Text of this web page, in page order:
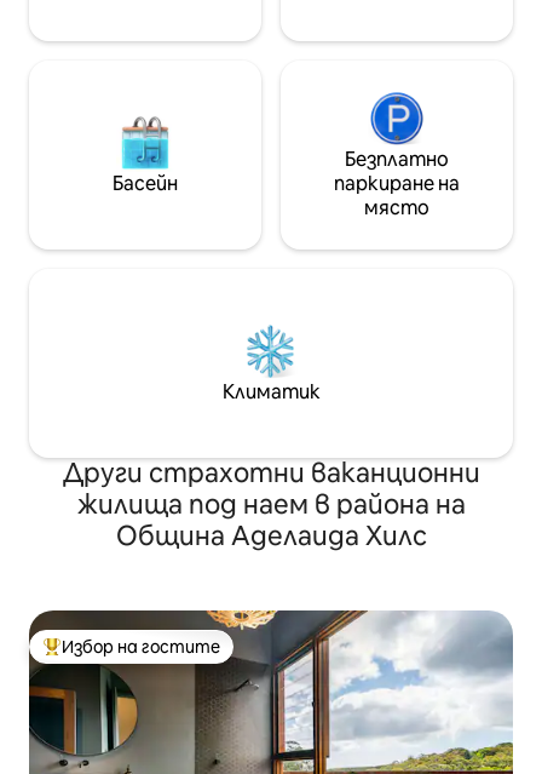
– голямо двойно
Басейн
Безплатно
паркиране на
място
Климатик
Други страхотни ваканционни
жилища под наем в района на
Община Аделаида Хилс
Най-популярен избор на гостите
Избор на гостите